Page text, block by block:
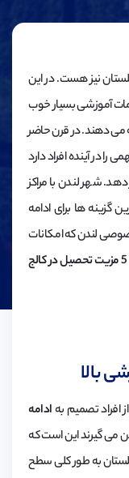
نیز هست. در این
آموزشی بسیار خوب
می دهند. در قرن حاضر
در آینده افراد دارد
شهر لندن با مراکز
گزینه ها برای ادامه
لندن که امکانات
5 مزیت تحصیل در کالج
بالا
افراد تصمیم بهادامه
می گیرند این است که
به طور کلی سطح